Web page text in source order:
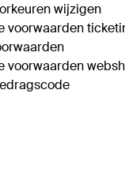
wijzigen
voorwaarden
voorwaarden